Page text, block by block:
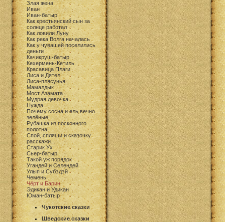
Злая жена
Иван
Иван-батыр
Как крестьянский сын за
солнце работал
Как ловили Луну
Как река Волга началась
Как у чувашей поселились
деньги
Качикруш-батыр
Кехермень-Кетиль
Красавица Плаги
Лиса и Дятел
Лиса-плясунья
Мамалдык
Мост Азамата
Мудрая девочка
Нужда
Почему сосна и ель вечно
зелёные
Рубашка из посконного
полотна
Спой, спляши и сказочку
расскажи...!
Старик Ух
Сьер-батыр
Такой уж порядок
Угандей и Селендей
Улып и Субэдэй
Чемень
Чёрт и Барин
Эдикан и Удикан
Юман-батыр
Чукотские сказки
Шведские сказки